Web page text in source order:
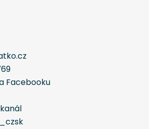
Facebooku